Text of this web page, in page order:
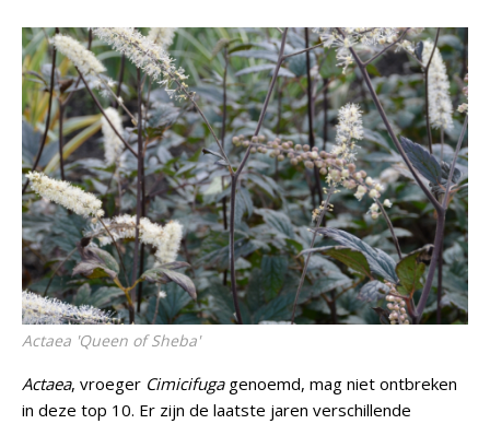
Actaea 'Queen of Sheba'
Actaea, vroeger Cimicifugagenoemd, mag niet ontbreken
in deze top 10. Er zijn de laatste jaren verschillende